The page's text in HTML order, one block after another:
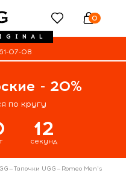
0
07-08
- 20%
по кругу
11
секунд
—Тапочки UGG— Romeo Men's